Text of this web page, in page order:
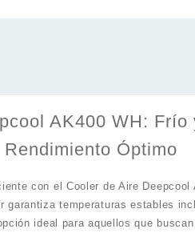
AK400 WH: Frío
Óptimo
con el Cooler de Aire
garantiza temperaturas estables
ideal para aquellos que